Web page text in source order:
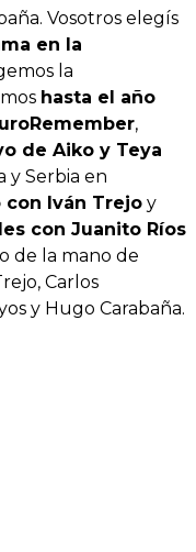
Vosotros elegís
en la
la
hasta el año
,
de Aiko y Teya
y Serbia en
con Iván Trejo y
con Juanito Ríos
de la mano de
Carlos
y Hugo Carabaña.